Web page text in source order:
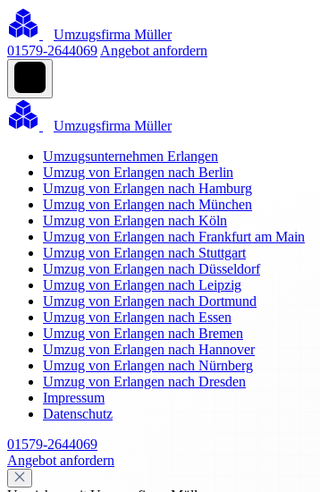
Umzugsfirma Müller
01579-2644069 Angebot anfordern
Umzugsfirma Müller
Umzugsunternehmen Erlangen
Umzug von Erlangen nach Berlin
Umzug von Erlangen nach Hamburg
Umzug von Erlangen nach München
Umzug von Erlangen nach Köln
Umzug von Erlangen nach Frankfurt am Main
Umzug von Erlangen nach Stuttgart
Umzug von Erlangen nach Düsseldorf
Umzug von Erlangen nach Leipzig
Umzug von Erlangen nach Dortmund
Umzug von Erlangen nach Essen
Umzug von Erlangen nach Bremen
Umzug von Erlangen nach Hannover
Umzug von Erlangen nach Nürnberg
Umzug von Erlangen nach Dresden
Impressum
Datenschutz
01579-2644069
Angebot anfordern